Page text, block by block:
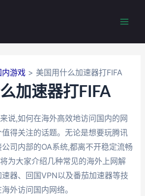
内游戏 美国用什么加速器打FIFA
加速器打FIFA
说,如何在海外高效地访问国内的网
得关注的话题。无论是想要玩腾讯
司内部的OA系统,都离不开稳定流畅
为大家介绍几种常见的海外上网解
器、回国VPN以及番茄加速器等技
外访问国内网络。